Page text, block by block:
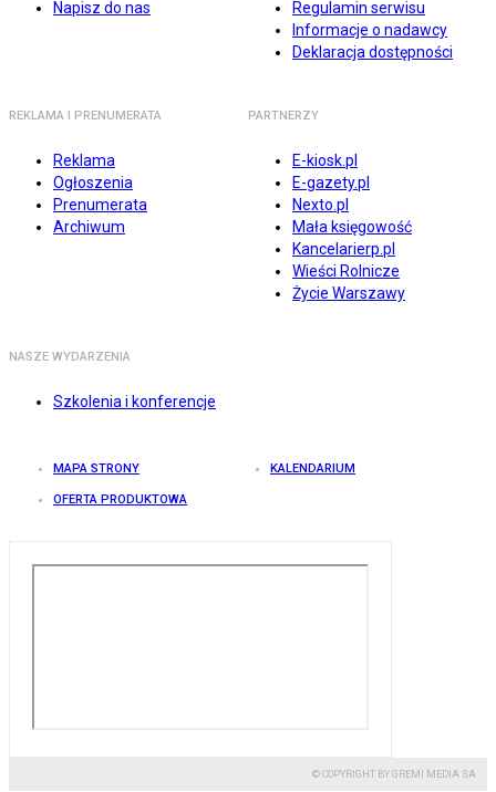
Napisz do nas
Regulamin serwisu
Informacje o nadawcy
Deklaracja dostępności
REKLAMA I PRENUMERATA
Reklama
Ogłoszenia
Prenumerata
Archiwum
PARTNERZY
E-kiosk.pl
E-gazety.pl
Nexto.pl
Mała księgowość
Kancelarierp.pl
Wieści Rolnicze
Życie Warszawy
NASZE WYDARZENIA
Szkolenia i konferencje
MAPA STRONY KALENDARIUM
OFERTA PRODUKTOWA
© COPYRIGHT BY GREMI MEDIA SA